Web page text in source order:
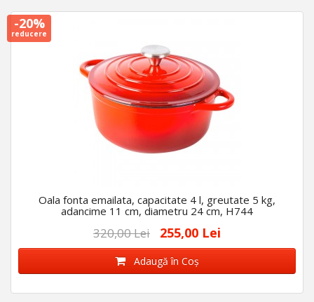
-20%
reducere
Oala fonta emailata, capacitate 4 l, greutate 5 kg,
adancime 11 cm, diametru 24 cm, H744
320,00 Lei 255,00 Lei
Adaugă în Coş